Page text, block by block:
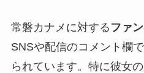
常磐カナメに対する ファ
SNSや配信のコメント欄
られています。特に彼女